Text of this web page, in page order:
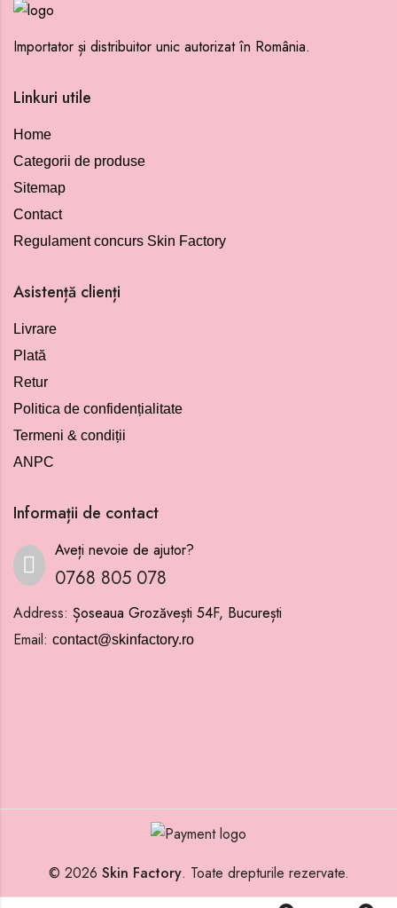
Importator și distribuitor unic autorizat în România.
Linkuri utile
Home
Categorii de produse
Sitemap
Contact
Regulament concurs Skin Factory
Asistență clienți
Livrare
Plată
Retur
Politica de confidențialitate
Termeni & condiții
ANPC
Informații de contact
Aveți nevoie de ajutor?
0768 805 078
Address: Șoseaua Grozăvești 54F, București
Email: contact@skinfactory.ro
© 2026 Skin Factory. Toate drepturile rezervate.